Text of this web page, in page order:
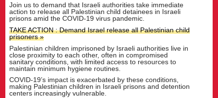
Join us to demand that Israeli authorities take immediate
action to release all Palestinian child detainees in Israeli
prisons amid the COVID-19 virus pandemic.
TAKE ACTION : Demand Israel release all Palestinian child
prisoners »
Palestinian children imprisoned by Israeli authorities live in
close proximity to each other, often in compromised
sanitary conditions, with limited access to resources to
maintain minimum hygiene routines.
COVID-19’s impact is exacerbated by these conditions,
making Palestinian children in Israeli prisons and detention
centers increasingly vulnerable.